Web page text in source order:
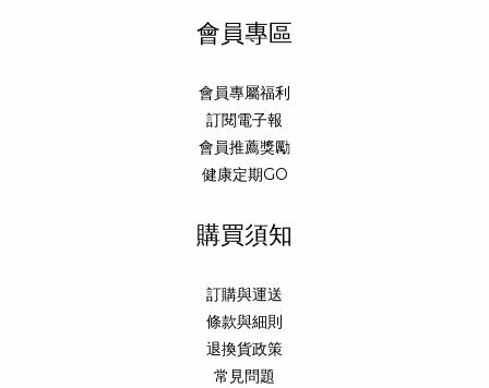
會員專區
會員專屬福利
訂閱電子報
會員推薦獎勵
健康定期GO
購買須知
訂購與運送
條款與細則
退換貨政策
常見問題